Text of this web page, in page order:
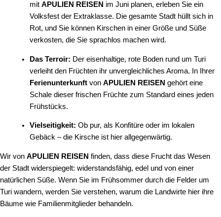
mit APULIEN REISEN im Juni planen, erleben Sie ein
Volksfest der Extraklasse. Die gesamte Stadt hüllt sich in
Rot, und Sie können Kirschen in einer Größe und Süße
verkosten, die Sie sprachlos machen wird.
Das Terroir: Der eisenhaltige, rote Boden rund um Turi
verleiht den Früchten ihr unvergleichliches Aroma. In Ihrer
Ferienunterkunft von APULIEN REISEN gehört eine
Schale dieser frischen Früchte zum Standard eines jeden
Frühstücks.
Vielseitigkeit: Ob pur, als Konfitüre oder im lokalen
Gebäck – die Kirsche ist hier allgegenwärtig.
Wir von APULIEN REISEN finden, dass diese Frucht das Wesen
der Stadt widerspiegelt: widerstandsfähig, edel und von einer
natürlichen Süße. Wenn Sie im Frühsommer durch die Felder um
Turi wandern, werden Sie verstehen, warum die Landwirte hier ihre
Bäume wie Familienmitglieder behandeln.